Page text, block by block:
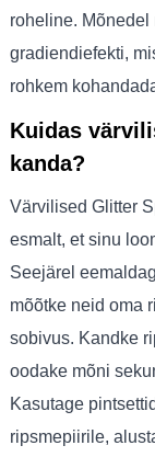
roheline. Mõnedel
gradiendiefekti,
rohkem
Kuidas
kanda?
Värvilised Glitter
esmalt, et sinu
Seejärel
mõõtke neid oma
sobivus. Kandke
oodake mõni
Kasutage
ripsmepiirile,